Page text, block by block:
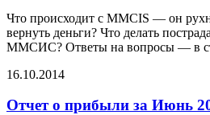
Что происходит с MMCIS — он
вернуть деньги? Что делать
ММСИС? Ответы на вопросы — в
16.10.2014
Отчет о прибыли за Июнь